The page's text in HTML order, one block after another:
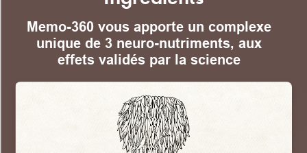
Memo-360 vous apporte un complexe
unique de 3 neuro-nutriments, aux
effets validés par la science